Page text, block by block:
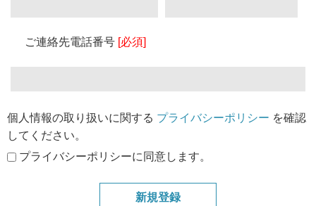
ご連絡先電話番号 [必須]
個人情報の取り扱いに関する プライバシーポリシー を確認
してください。
プライバシーポリシーに同意します。